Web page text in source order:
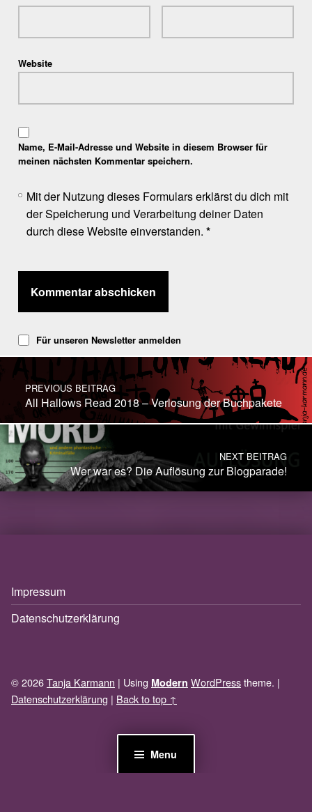
Menu
Website
Name, E-Mail-Adresse und Website in diesem Browser für
meinen nächsten Kommentar speichern.
Mit der Nutzung dieses Formulars erklärst du dich mit
der Speicherung und Verarbeitung deiner Daten
durch diese Website einverstanden.*
Für unseren Newsletter anmelden
Post navigation
PREVIOUS BEITRAG
All Hallows Read 2018 – Verlosung der Buchpakete
NEXT BEITRAG
Wer war es? Die Auflösung zur Blogparade!
Impressum
Datenschutzerklärung
© 2026Tanja Karmann | Using Modern WordPresstheme. |
Datenschutzerklärung | Back to top ↑